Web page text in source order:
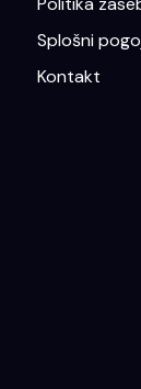
Splošni
Kontakt